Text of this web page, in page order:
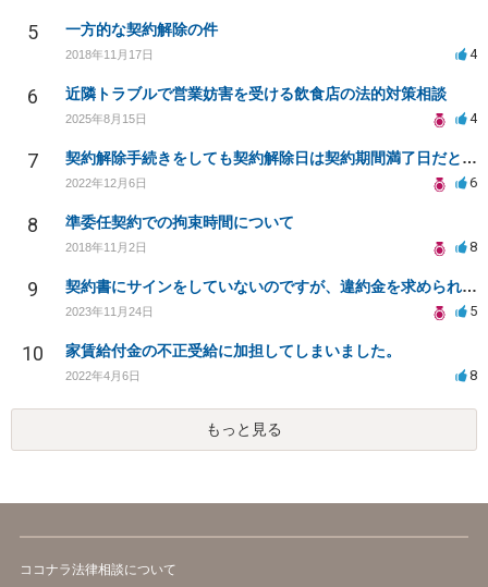
5 一方的な契約解除の件
2018年11月17日 4
6 近隣トラブルで営業妨害を受ける飲食店の法的対策相談
2025年8月15日 4
7 契約解除手続きをしても契約解除日は契約期間満了日だと言われました。
2022年12月6日 6
8 準委任契約での拘束時間について
2018年11月2日 8
9 契約書にサインをしていないのですが、違約金を求められる。
2023年11月24日 5
10 家賃給付金の不正受給に加担してしまいました。
2022年4月6日 8
もっと見る
ココナラ法律相談について